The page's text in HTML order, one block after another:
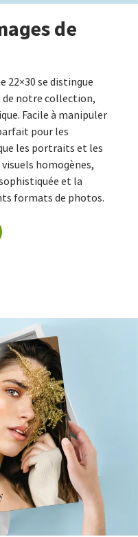
de
22×30 se distingue
notre collection,
Facile à manipuler
pour les
les portraits et les
homogènes,
et la
formats de photos.